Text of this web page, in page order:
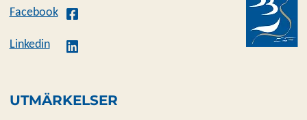
Facebook
Linkedin
UTMÄRKELSER